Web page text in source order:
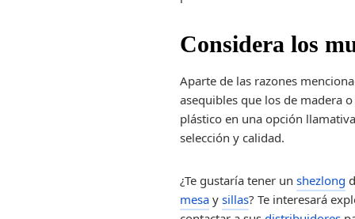
Considera los
Aparte de las razones
asequibles que los de madera
plástico en una opción
selección y calidad.
¿Te gustaría tener unshezlong
mesa ysillas? Te interesará